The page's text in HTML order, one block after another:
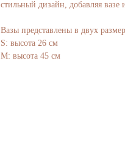
стильный дизайн, добавляя
Вазы представлены в двух
S: высота 26 см
M: высота 45 см